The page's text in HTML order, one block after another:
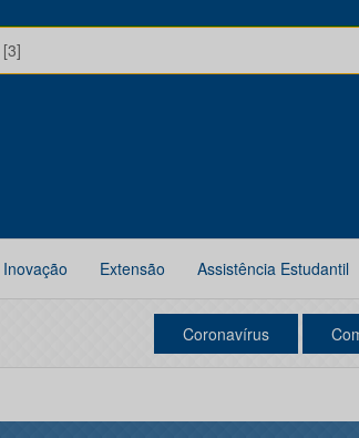
Extensão Assistência Estudantil
Coronavírus